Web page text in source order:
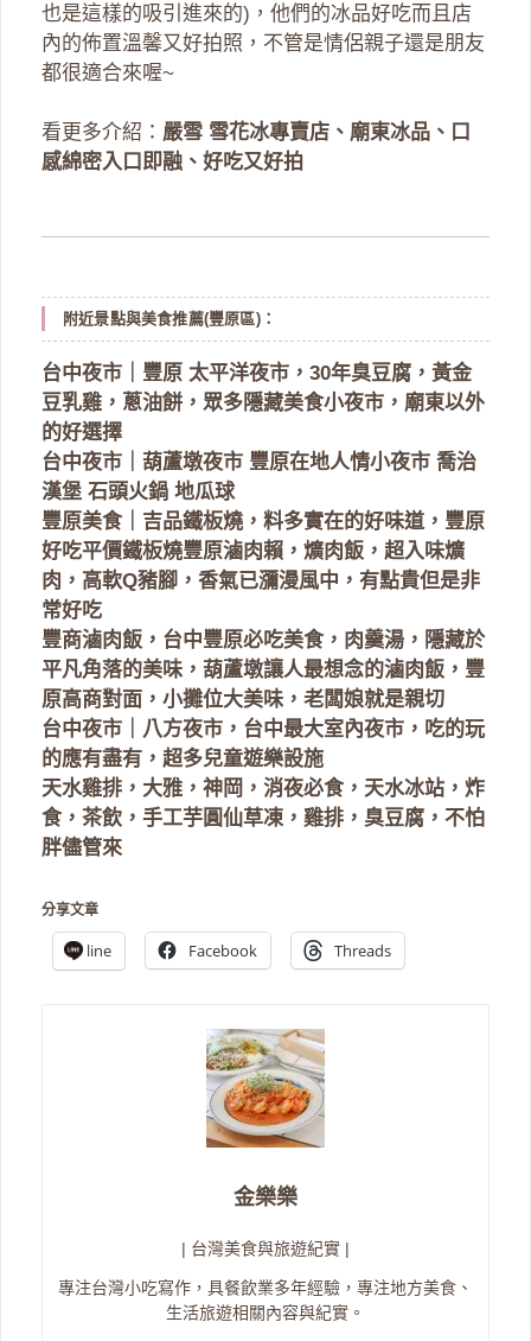
也是這樣的吸引進來的)，他們的冰品好吃而且店
內的佈置溫馨又好拍照，不管是情侶親子還是朋友
都很適合來喔~
看更多介紹： 嚴雪 雪花冰專賣店、廟東冰品、口
感綿密入口即融、好吃又好拍
附近景點與美食推薦(豐原區)：
台中夜市｜豐原 太平洋夜市，30年臭豆腐，黃金
豆乳雞，蔥油餅，眾多隱藏美食小夜市，廟東以外
的好選擇
台中夜市｜葫蘆墩夜市 豐原在地人情小夜市 喬治
漢堡 石頭火鍋 地瓜球
豐原美食｜吉品鐵板燒，料多實在的好味道，豐原
好吃平價鐵板燒豐原滷肉賴，爌肉飯，超入味爌
肉，高軟Q豬腳，香氣已瀰漫風中，有點貴但是非
常好吃
豐商滷肉飯，台中豐原必吃美食，肉羹湯，隱藏於
平凡角落的美味，葫蘆墩讓人最想念的滷肉飯，豐
原高商對面，小攤位大美味，老闆娘就是親切
台中夜市｜八方夜市，台中最大室內夜市，吃的玩
的應有盡有，超多兒童遊樂設施
天水雞排，大雅，神岡，消夜必食，天水冰站，炸
食，茶飲，手工芋圓仙草凍，雞排，臭豆腐，不怕
胖儘管來
分享文章
line Facebook Threads
金樂樂
| 台灣美食與旅遊紀實 |
專注台灣小吃寫作，具餐飲業多年經驗，專注地方美食、
生活旅遊相關內容與紀實。